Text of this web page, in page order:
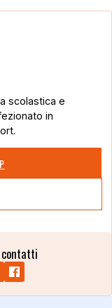
scolastica e
in
contatti